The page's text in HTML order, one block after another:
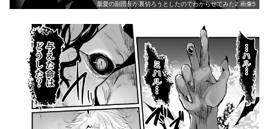
最愛の副団長が裏切ろうとしたのでわからせてみた2 画像5